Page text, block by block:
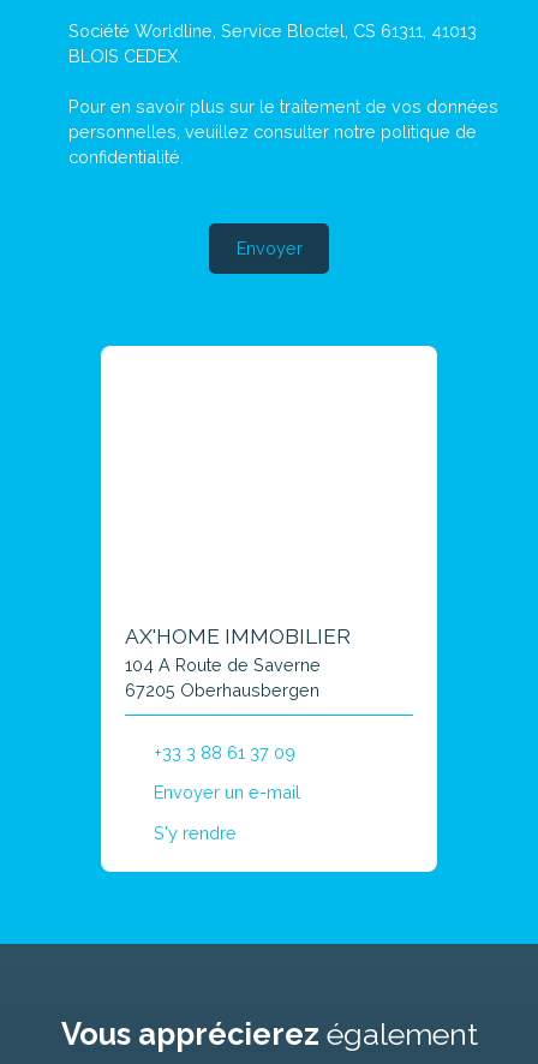
Société Worldline, Service Bloctel, CS 61311, 41013
BLOIS CEDEX.
Pour en savoir plus sur le traitement de vos données
personnelles, veuillez consulter notre politique de
confidentialité
Envoyer
AX'HOME IMMOBILIER
104 A Route de Saverne
67205 Oberhausbergen
+33 3 88 61 37 09
Envoyer un e-mail
S'y rendre
Vous apprécierez également